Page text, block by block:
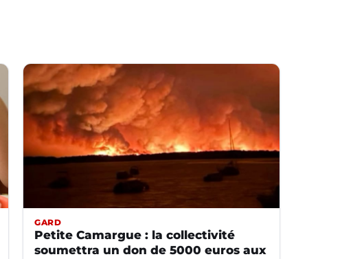
GARD
Petite Camargue : la collectivité
soumettra un don de 5000 euros aux